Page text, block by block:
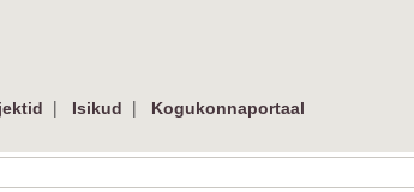
| Isikud |
Kogukonnaportaal